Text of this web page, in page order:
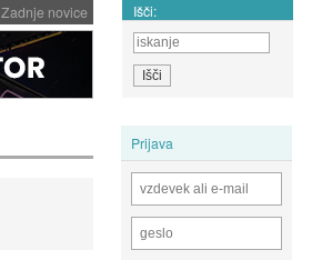
Zadnje novice Išči:
Prijava